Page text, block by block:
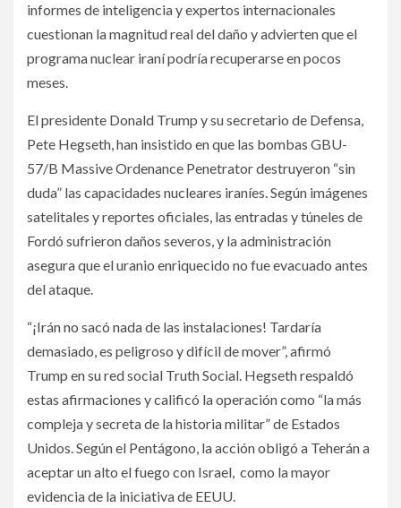
informes de inteligencia y expertos internacionales
cuestionan la magnitud real del daño y advierten que el
programa nuclear iraní podría recuperarse en pocos
meses.
El presidente Donald Trump y su secretario de Defensa,
Pete Hegseth, han insistido en que las bombas GBU-
57/B Massive Ordenance Penetrator destruyeron “sin
duda” las capacidades nucleares iraníes. Según imágenes
satelitales y reportes oficiales, las entradas y túneles de
Fordó sufrieron daños severos, y la administración
asegura que el uranio enriquecido no fue evacuado antes
del ataque.
“¡Irán no sacó nada de las instalaciones! Tardaría
demasiado, es peligroso y difícil de mover”, afirmó
Trump en su red social Truth Social. Hegseth respaldó
estas afirmaciones y calificó la operación como “la más
compleja y secreta de la historia militar” de Estados
Unidos. Según el Pentágono, la acción obligó a Teherán a
aceptar un alto el fuego con Israel, como la mayor
evidencia de la iniciativa de EEUU.